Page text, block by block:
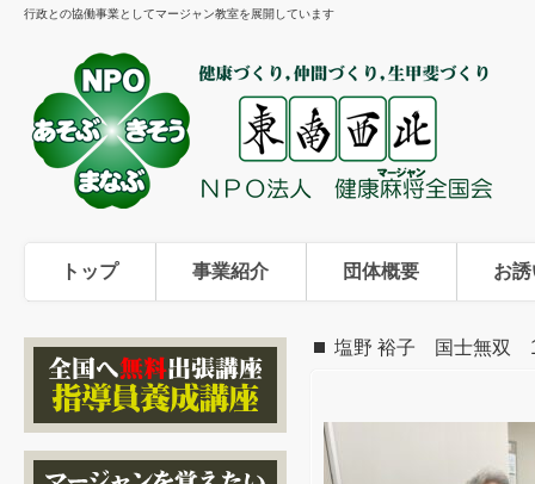
行政との協働事業としてマージャン教室を展開しています
トップ 事業紹介 団体概要 お
塩野 裕子 国士無双